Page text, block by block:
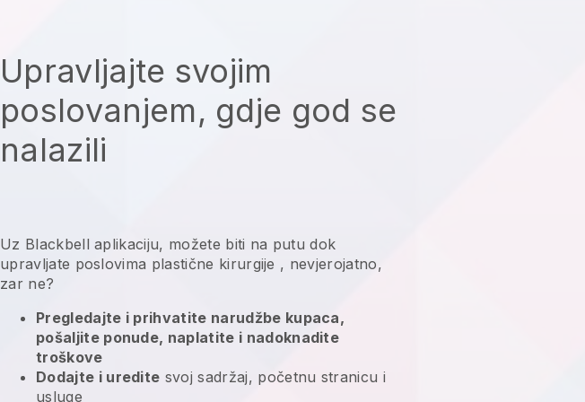
Upravljajte svojim
poslovanjem, gdje god se
nalazili
Uz Blackbell aplikaciju, možete biti na putu dok
upravljate poslovima plastične kirurgije , nevjerojatno,
zar ne?
Pregledajte i prihvatite narudžbe kupaca,
pošaljite ponude, naplatite i nadoknadite
troškove
Dodajte i uredite svoj sadržaj, početnu stranicu i
usluge